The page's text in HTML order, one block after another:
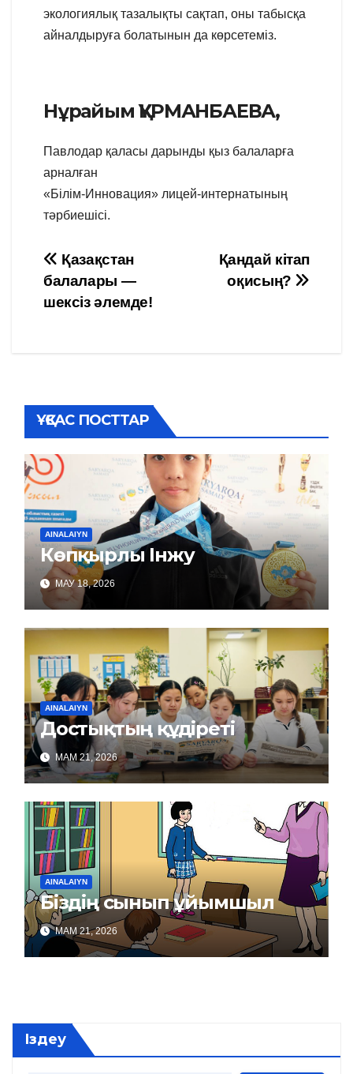
экологиялық тазалықты сақтап, оны табысқа
айналдыруға болатынын да көрсетеміз.
Нұрайым ҚҰРМАНБАЕВА,
Павлодар қаласы дарынды қыз балаларға
арналған
«Білім-Инновация» лицей-интернатының
тәрбиешісі.
Навигация
по
Қандай кітап
оқисың?
Қазақстан
балалары —
шексіз әлемде!
ҰҚСАС ПОСТТАР
AINALAIYN
Көпқырлы Інжу
МАУ 18, 2026
AINALAIYN
Достықтың құдіреті
МАМ 21, 2026
AINALAIYN
Біздің сынып ұйымшыл
МАМ 21, 2026
Іздеу